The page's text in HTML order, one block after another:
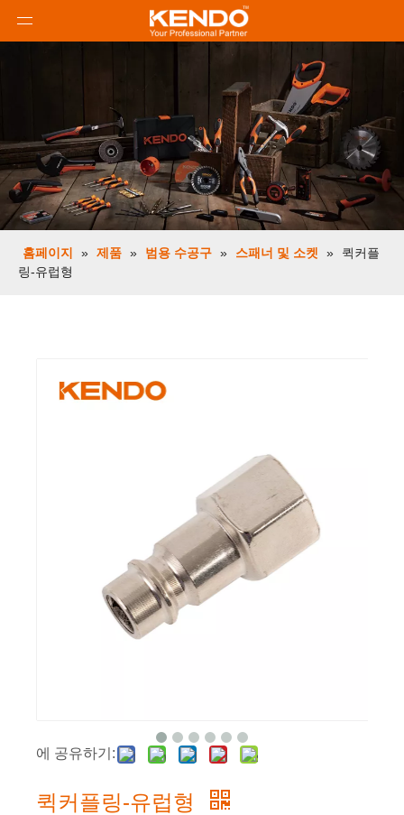
홈페이지 » 제품 » 범용 수공구 » 스패너 및 소켓 »
퀵커플
링-유럽형
에 공유하기:
퀵커플링-유럽형